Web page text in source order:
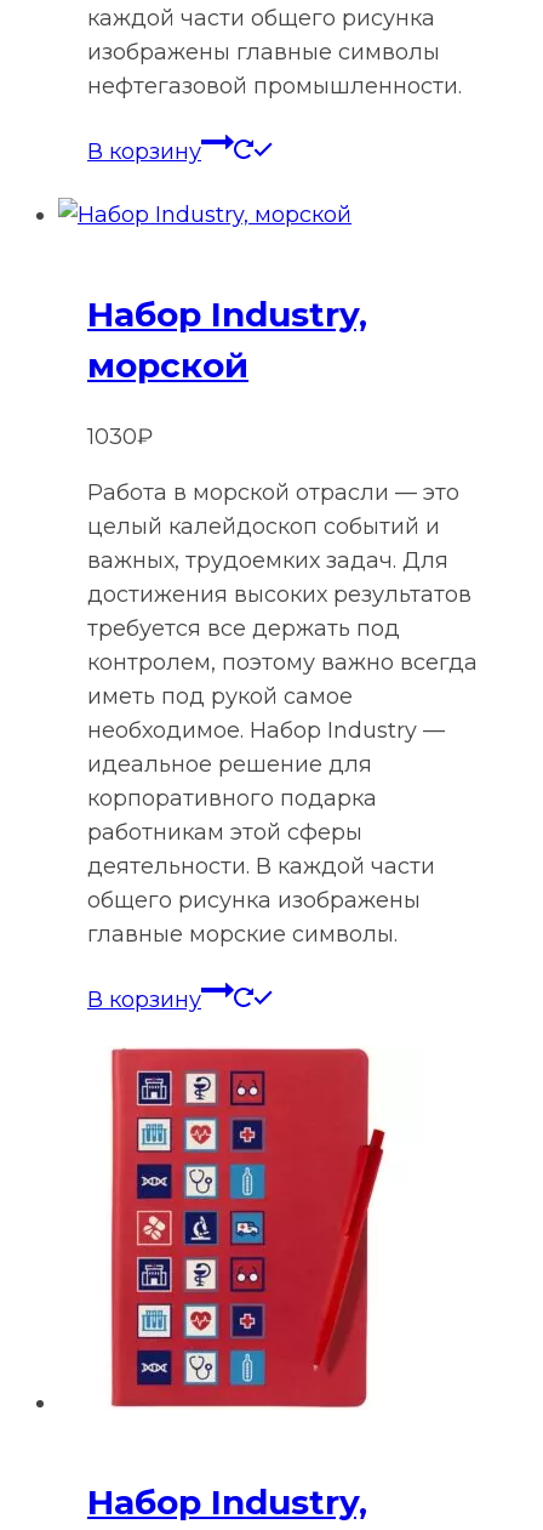
каждой части общего рисунка
изображены главные символы
нефтегазовой промышленности.
В корзину
Набор Industry,
морской
1030₽
Работа в морской отрасли — это
целый калейдоскоп событий и
важных, трудоемких задач. Для
достижения высоких результатов
требуется все держать под
контролем, поэтому важно всегда
иметь под рукой самое
необходимое. Набор Industry —
идеальное решение для
корпоративного подарка
работникам этой сферы
деятельности. В каждой части
общего рисунка изображены
главные морские символы.
В корзину
Набор Industry,